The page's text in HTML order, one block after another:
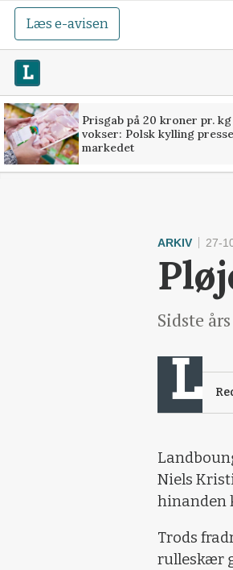
Læs e-avisen
Prisgab på 20 kroner pr. kg
vokser: Polsk kylling
markedet
ARKIV 27-
Sidste
Niels
hinanden
Trods
rulleskær